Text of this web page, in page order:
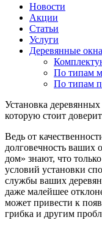
Новости
Акции
Статьи
Услуги
Деревянные окна
По типам
По типам
Установка
которую стоит
Ведь от
долговечность
дом» знают, что
условий установки
службы ваших
даже малейшее
может привести к
грибка и другим